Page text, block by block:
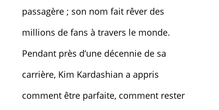
passagère ; son nom fait rêver des
millions de fans à travers le monde.
Pendant près d’une décennie de sa
carrière, Kim Kardashian a appris
comment être parfaite, comment rester